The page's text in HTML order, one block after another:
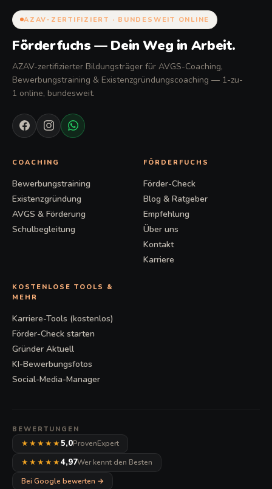
AZAV-ZERTIFIZIERT · BUNDESWEIT ONLINE
Förderfuchs — Dein Weg in Arbeit.
AZAV-zertifizierter Bildungsträger für AVGS-Coaching,
Bewerbungstraining & Existenzgründungscoaching — 1-zu-
1 online, bundesweit.
COACHING
Bewerbungstraining
Existenzgründung
AVGS & Förderung
Schulbegleitung
FÖRDERFUCHS
Förder-Check
Blog & Ratgeber
Empfehlung
Über uns
Kontakt
Karriere
KOSTENLOSE TOOLS &
MEHR
Karriere-Tools (kostenlos)
Förder-Check starten
Gründer Aktuell
KI-Bewerbungsfotos
Social-Media-Manager
BEWERTUNGEN
★★★★★ 5,0ProvenExpert
★★★★★ 4,97Wer kennt den Besten
Bei Google bewerten →